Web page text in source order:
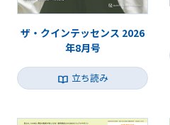
ザ・クインテッセンス 2026
年8月号
立ち読み